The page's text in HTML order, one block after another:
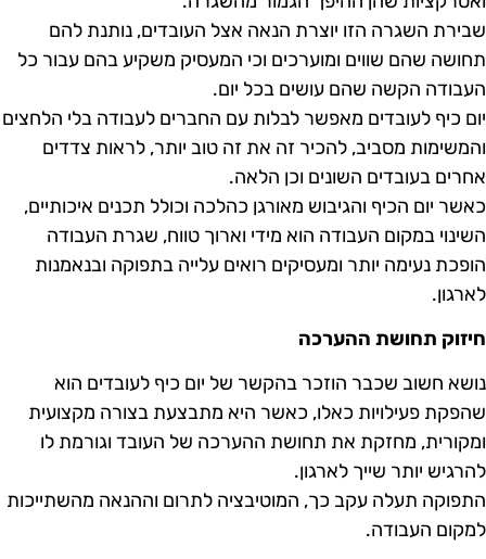
השגרה הזו יוצרת הנאה אצל העובדים, נותנת להם
שהם שווים ומוערכים וכי המעסיק משקיע בהם עבור כל
הקשה שהם עושים בכל יום.
כיף לעובדים מאפשר לבלות עם החברים לעבודה בלי הלחצים
מסביב, להכיר זה את זה טוב יותר, לראות צדדים
בעובדים השונים וכן הלאה.
יום הכיף והגיבוש מאורגן כהלכה וכולל תכנים איכותיים,
במקום העבודה הוא מידי וארוך טווח, שגרת העבודה
נעימה יותר ומעסיקים רואים עלייה בתפוקה ובנאמנות
תחושת ההערכה
חשוב שכבר הוזכר בהקשר של יום כיף לעובדים הוא
פעילויות כאלו, כאשר היא מתבצעת בצורה מקצועית
מחזקת את תחושת ההערכה של העובד וגורמת לו
יותר שייך לארגון.
תעלה עקב כך, המוטיבציה לתרום וההנאה מהשתייכות
העבודה.